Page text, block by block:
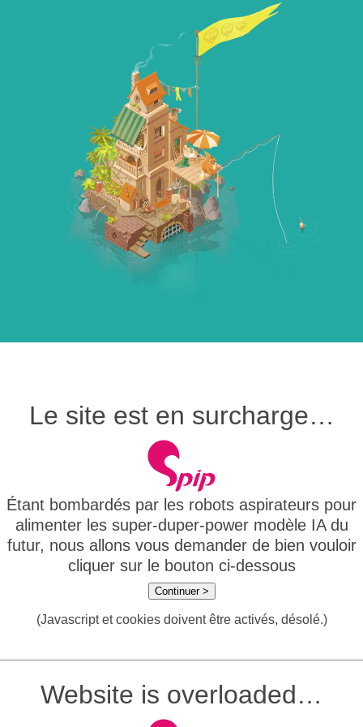
Le site est en surcharge…
Étant bombardés par les robots aspirateurs pour
alimenter les super-duper-power modèle IA du
futur, nous allons vous demander de bien vouloir
cliquer sur le bouton ci-dessous
Continuer >
(Javascript et cookies doivent être activés, désolé.)
Website is overloaded…